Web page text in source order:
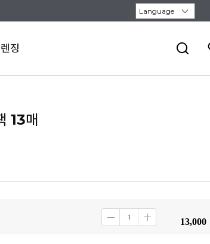
징
13매
13,000